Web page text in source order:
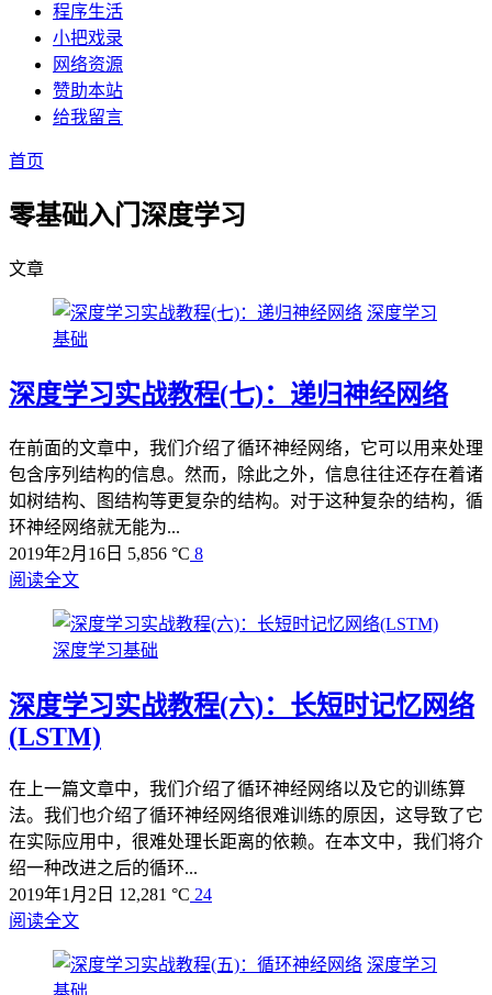
程序生活
小把戏录
网络资源
赞助本站
给我留言
首页
零基础入门深度学习
文章
深度学习
基础
深度学习实战教程(七)：递归神经网络
在前面的文章中，我们介绍了循环神经网络，它可以用来处理
包含序列结构的信息。然而，除此之外，信息往往还存在着诸
如树结构、图结构等更复杂的结构。对于这种复杂的结构，循
环神经网络就无能为...
2019年2月16日 5,856 °C 8
阅读全文
深度学习基础
深度学习实战教程(六)：长短时记忆网络
(LSTM)
在上一篇文章中，我们介绍了循环神经网络以及它的训练算
法。我们也介绍了循环神经网络很难训练的原因，这导致了它
在实际应用中，很难处理长距离的依赖。在本文中，我们将介
绍一种改进之后的循环...
2019年1月2日 12,281 °C 24
阅读全文
深度学习
基础